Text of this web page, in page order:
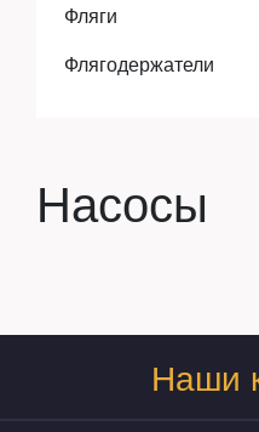
Фляги
Флягодержатели
Насосы
Наши